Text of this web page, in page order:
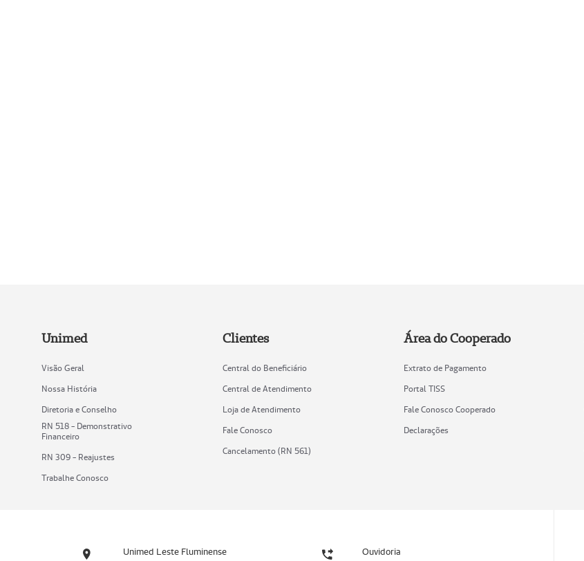
Unimed
Visão Geral
Nossa História
Diretoria e Conselho
RN 518 - Demonstrativo
Financeiro
RN 309 - Reajustes
Trabalhe Conosco
Clientes
Central do Beneficiário
Central de Atendimento
Loja de Atendimento
Fale Conosco
Cancelamento (RN 561)
Área do Cooperado
Extrato de Pagamento
Portal TISS
Fale Conosco Cooperado
Declarações
Unimed Leste Fluminense Ouvidoria